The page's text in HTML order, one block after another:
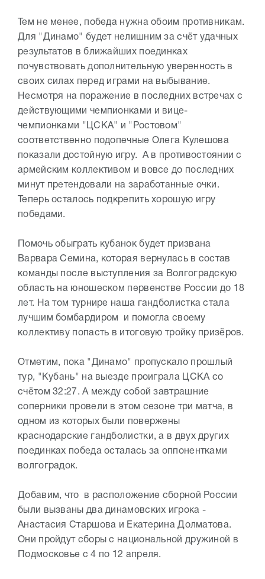
Тем не менее, победа нужна обоим противникам.
Для "Динамо" будет нелишним за счёт удачных
результатов в ближайших поединках
почувствовать дополнительную уверенность в
своих силах перед играми на выбывание.
Несмотря на поражение в последних встречах с
действующими чемпионками и вице-
чемпионками "ЦСКА" и "Ростовом"
соответственно подопечные Олега Кулешова
показали достойную игру. А в противостоянии с
армейским коллективом и вовсе до последних
минут претендовали на заработанные очки.
Теперь осталось подкрепить хорошую игру
победами.
Помочь обыграть кубанок будет призвана
Варвара Семина, которая вернулась в состав
команды после выступления за Волгоградскую
область на юношеском первенстве России до 18
лет. На том турнире наша гандболистка стала
лучшим бомбардиром и помогла своему
коллективу попасть в итоговую тройку призёров.
Отметим, пока "Динамо" пропускало прошлый
тур, "Кубань" на выезде проиграла ЦСКА со
счётом 32:27. А между собой завтрашние
соперники провели в этом сезоне три матча, в
одном из которых были повержены
краснодарские гандболистки, а в двух других
поединках победа осталась за оппонентками
волгоградок.
Добавим, что в расположение сборной России
были вызваны два динамовских игрока -
Анастасия Старшова и Екатерина Долматова.
Они пройдут сборы с национальной дружиной в
Подмосковье с 4 по 12 апреля.